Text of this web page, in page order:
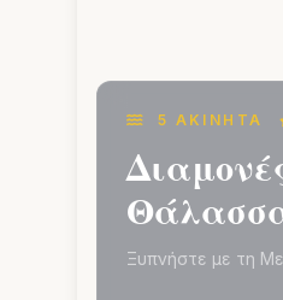
5 ΑΚΊΝΗΤΑ
Ξυπνήστε με τη